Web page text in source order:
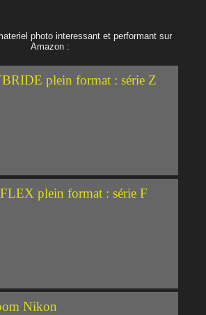
photo interessant et performant sur
Amazon :
plein format : série Z
plein format : série F
Nikon